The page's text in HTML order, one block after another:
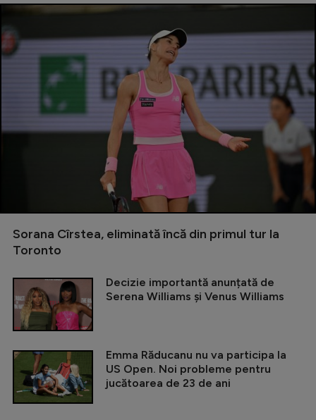
Sorana Cîrstea, eliminată încă din primul tur la
Toronto
Decizie importantă anunțată de
Serena Williams și Venus Williams
Emma Răducanu nu va participa la
US Open. Noi probleme pentru
jucătoarea de 23 de ani